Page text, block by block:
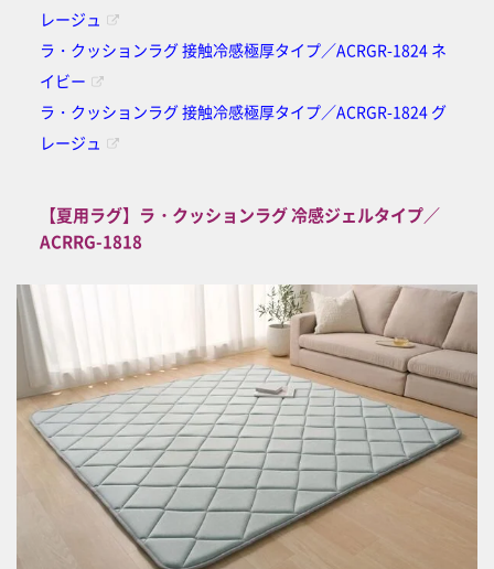
レージュ
ラ・クッションラグ 接触冷感極厚タイプ／ACRGR-1824 ネ
イビー
ラ・クッションラグ 接触冷感極厚タイプ／ACRGR-1824 グ
レージュ
【夏用ラグ】ラ・クッションラグ 冷感ジェルタイプ／
ACRRG-1818